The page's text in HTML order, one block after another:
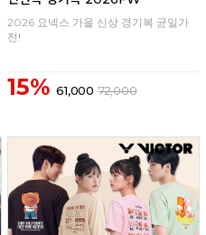
2026 요넥스 가을 신상 경기복 균일가
전!
15% 61,000 72,000